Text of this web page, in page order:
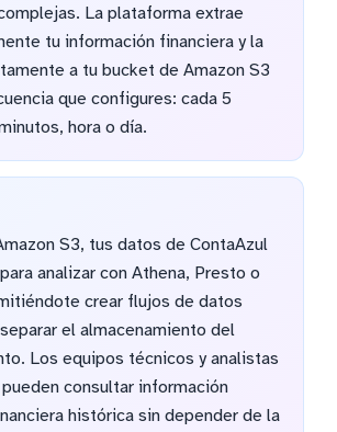
La plataforma extrae
tu información financiera y la
a tu bucket de Amazon S3
que configures: cada 5
hora o día.
S3, tus datos de ContaAzul
analizar con Athena, Presto o
crear flujos de datos
el almacenamiento del
Los equipos técnicos y analistas
consultar información
histórica sin depender de la